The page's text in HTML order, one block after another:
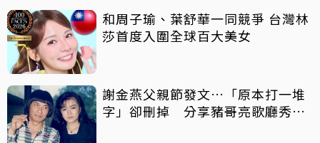
和周子瑜、葉舒華一同競爭 台灣林
莎首度入圍全球百大美女
謝金燕父親節發文…「原本打一堆
字」卻刪掉 分享豬哥亮歌廳秀歌